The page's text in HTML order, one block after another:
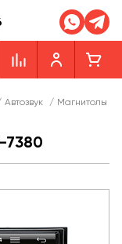
Автозвук / Магнитолы
7380